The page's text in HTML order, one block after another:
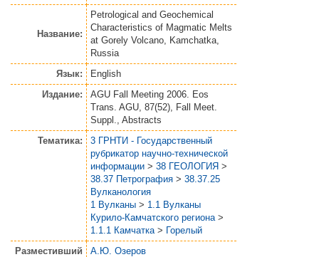
Название:
Petrological and Geochemical
Characteristics of Magmatic Melts
at Gorely Volcano, Kamchatka,
Russia
Язык:
English
Издание:
AGU Fall Meeting 2006. Eos
Trans. AGU, 87(52), Fall Meet.
Suppl., Abstracts
Тематика:
3 ГРНТИ - Государственный
рубрикатор научно-технической
информации > 38 ГЕОЛОГИЯ >
38.37 Петрография > 38.37.25
Вулканология
1 Вулканы > 1.1 Вулканы
Курило-Камчатского региона >
1.1.1 Камчатка > Горелый
Разместивший
А.Ю. Озеров